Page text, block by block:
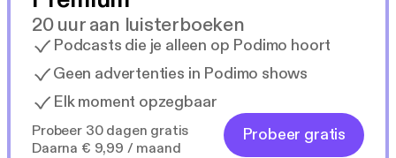
20 uur aan luisterboeken
Podcasts die je alleen op Podimo hoort
Geen advertenties in Podimo shows
Elk moment opzegbaar
Probeer 30 dagen gratis
Daarna € 9,99 / maand
Probeer gratis